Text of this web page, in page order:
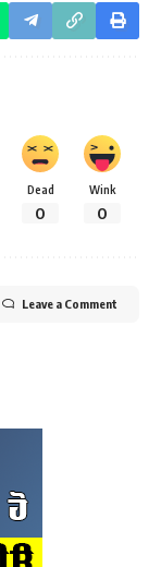
Dead
0
Wink
0
Leave a Comment